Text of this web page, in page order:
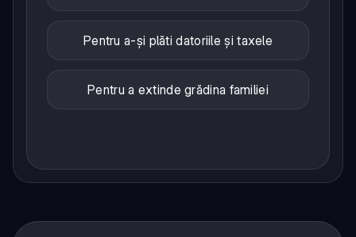
Pentru a-și plăti datoriile și taxele
Pentru a extinde grădina familiei